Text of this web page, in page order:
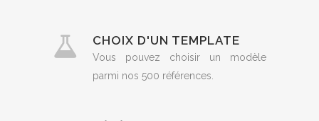
CHOIX D'UN TEMPLATE
Vous pouvez choisir un modèle
parmi nos 500 références.